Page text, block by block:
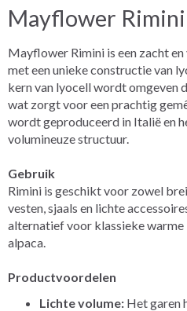
Mayflower Rimini
Mayflower Rimini is een zacht
met een unieke constructie van
kern van lyocell wordt omgeven
wat zorgt voor een prachtig
wordt geproduceerd in Italië en
volumineuze structuur.
Gebruik
Rimini is geschikt voor zowel
vesten, sjaals en lichte
alternatief voor klassieke
alpaca.
Productvoordelen
Lichte volume: Het garen